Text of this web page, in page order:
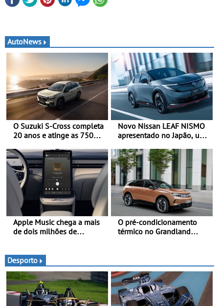
AutoNews
O Suzuki S-Cross completa
20 anos e atinge as 750
mundial
Novo Nissan LEAF NISMO
apresentado no Japão, uma
desportiva do SUV 100%
elétrico - Versão de maior
desempenho da terceira
geração do modelo elétrico
da marca
Apple Music chega a mais
de dois milhões de
O pré-condicionamento
térmico no Grandland
Desporto